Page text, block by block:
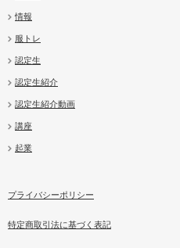
情報
服トレ
認定生
認定生紹介
認定生紹介動画
講座
起業
プライバシーポリシー
特定商取引法に基づく表記